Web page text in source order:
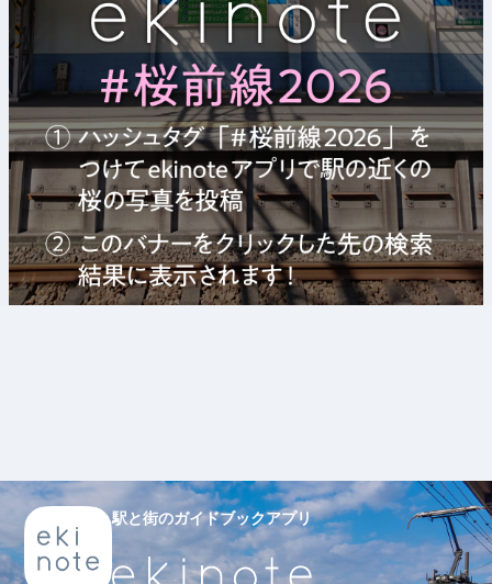
駅と街のガイドブックアプリ